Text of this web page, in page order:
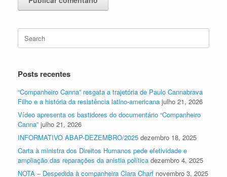
Search
for:
Posts recentes
“Companheiro Canna” resgata a trajetória de Paulo Cannabrava
Filho e a história da resistência latino-americana julho 21, 2026
Vídeo apresenta os bastidores do documentário “Companheiro
Canna” julho 21, 2026
INFORMATIVO ABAP-DEZEMBRO/2025 dezembro 18, 2025
Carta à ministra dos Direitos Humanos pede efetividade e
ampliação das reparações da anistia política dezembro 4, 2025
NOTA – Despedida à companheira Clara Charf novembro 3, 2025